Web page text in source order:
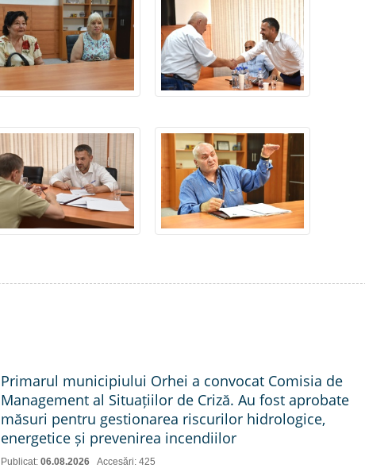
Primarul municipiului Orhei a convocat Comisia de
Management al Situațiilor de Criză. Au fost aprobate
măsuri pentru gestionarea riscurilor hidrologice,
energetice și prevenirea incendiilor
Publicat: 06.08.2026 Accesări: 425